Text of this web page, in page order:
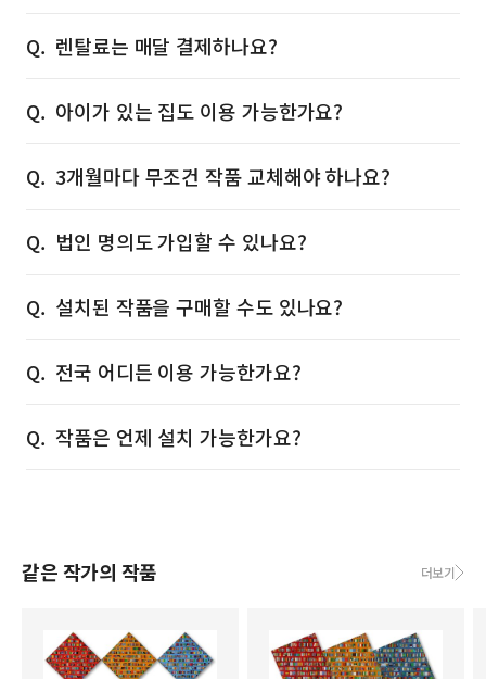
렌탈료는 매달 결제하나요?
아이가 있는 집도 이용 가능한가요?
3개월마다 무조건 작품 교체해야 하나요?
법인 명의도 가입할 수 있나요?
설치된 작품을 구매할 수도 있나요?
전국 어디든 이용 가능한가요?
작품은 언제 설치 가능한가요?
같은 작가의 작품 더보기